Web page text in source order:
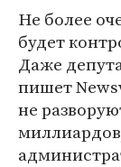
Не более
будет
Даже
пишет
не